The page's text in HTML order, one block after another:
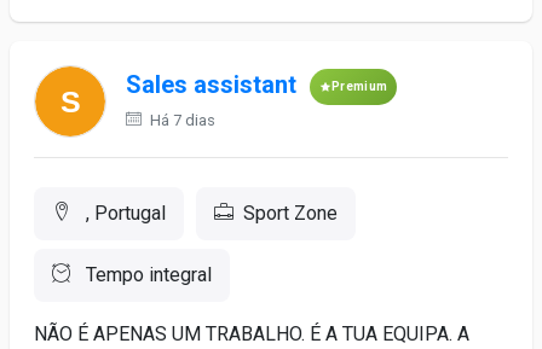
Sales assistant Premium
Há 7 dias
, Portugal Sport Zone
Tempo integral
NÃO É APENAS UM TRABALHO. É A TUA EQUIPA. A